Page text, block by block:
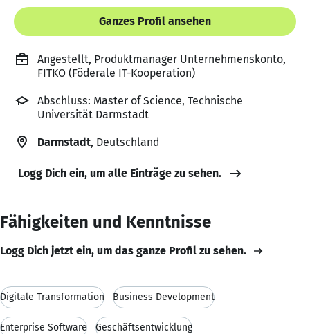
Ganzes Profil ansehen
Angestellt, Produktmanager Unternehmenskonto,
FITKO (Föderale IT-Kooperation)
Abschluss: Master of Science, Technische
Universität Darmstadt
Darmstadt, Deutschland
Logg Dich ein, um alle Einträge zu sehen.
Fähigkeiten und Kenntnisse
Logg Dich jetzt ein, um das ganze Profil zu sehen.
Digitale Transformation Business Development
Enterprise Software Geschäftsentwicklung